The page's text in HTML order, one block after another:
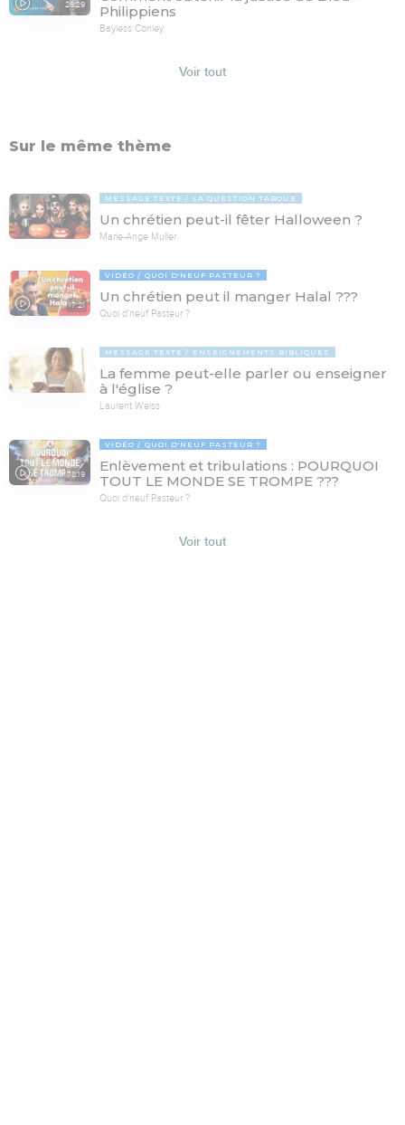
26:29
Philippiens
Bayless Conley
Voir tout
Sur le même thème
MESSAGE TEXTE LA QUESTION TABOUE
Un chrétien peut-il fêter Halloween ?
Marie-Ange Muller
17:21
VIDÉO QUOI D'NEUF PASTEUR ?
Un chrétien peut il manger Halal ???
Quoi d'neuf Pasteur ?
MESSAGE TEXTE ENSEIGNEMENTS BIBLIQUES
La femme peut-elle parler ou enseigner
à l'église ?
Laurent Weiss
78:19
VIDÉO QUOI D'NEUF PASTEUR ?
Enlèvement et tribulations : POURQUOI
TOUT LE MONDE SE TROMPE ???
Quoi d'neuf Pasteur ?
Voir tout